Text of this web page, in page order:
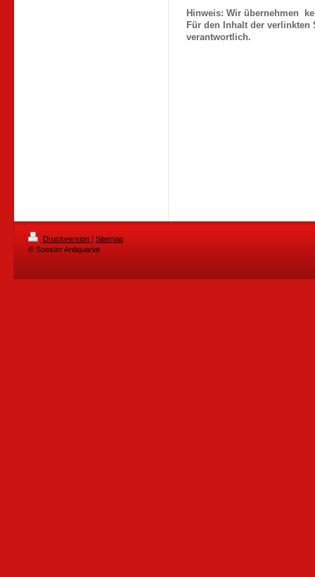
Hinweis: Wir übernehmen
Für den Inhalt der
verantwortlich.
Druckversion | Sitemap
© Soester Antiquariat